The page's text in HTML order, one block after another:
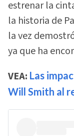
estrenar la
la historia de
la vez
ya que ha
VEA: Las
Will Smith al